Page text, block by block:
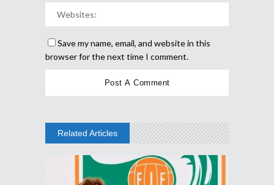
Save my name, email, and website in this
browser for the next time I comment.
Related Articles